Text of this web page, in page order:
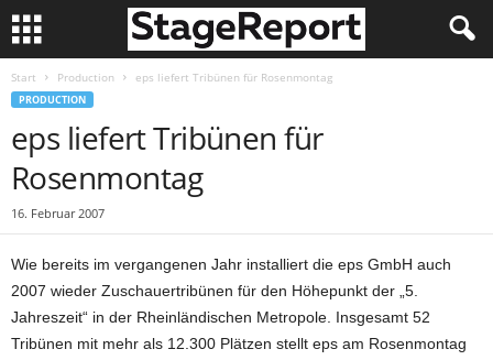
Start Production eps liefert Tribünen für Rosenmontag
PRODUCTION
eps liefert Tribünen für
Rosenmontag
16. Februar 2007
Wie bereits im vergangenen Jahr installiert die eps GmbH auch
2007 wieder Zuschauertribünen für den Höhepunkt der „5.
Jahreszeit“ in der Rheinländischen Metropole. Insgesamt 52
Tribünen mit mehr als 12.300 Plätzen stellt eps am Rosenmontag